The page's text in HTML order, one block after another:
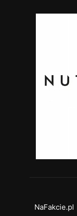
NaFakcie.pl